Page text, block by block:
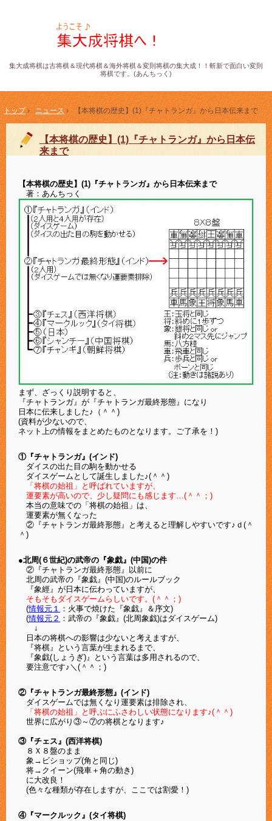
集大成将棋は古将棋＆現代将棋＆海外将棋＆変則将棋の集大成！！斬新で面白い変則
将棋です。(あんちっく)
トップ› ニュース› 【本将棋の歴史】(1)『チャトランガ』から日本伝来まで
【本将棋の歴史】(1)『チャトランガ』から日本伝
来まで
【本将棋の歴史】(1)『チャトランガ』から日本伝来まで
著：あんちっく
まず、ざっくり説明すると、
『チャトランガ』が 『チャトランガ最終形態』になり
日本に伝来しました♪（＾＾)
(資料が少ないので、
ネット上の情報をまとめたものとなります。
ご了承を！)
①『チャトランガ』(インド)
ダイスの出た目の駒を動かせる
ダイスゲームとして誕生しました♪(＾＾)
「将棋の始祖」と呼ばれていますが、
運要素が高いので、少し疑問にも感じます…(＾＾；)
本当の意味での「将棋の始祖」は、
運要素が無くなった
②『チャトランガ最終形態』と考えると理解しやすいです♪ ｄ(＾
＾)
●北周(６世紀)の武帝の『象戯』(中国)の件
②『チャトランガ最終形態』以前に
北周の武帝の『象戯』(中国)のルールブック
『象經』が日本に伝わっていますが、
そもそもダイスゲームらしいです。(＾＾；)
(情報元１
：火事で焼けた『象戯』＆序文)
(情報元２ ：武帝の『象戯』(北周象戯)はダイスゲーム)
↓
日本の将棋への影響は少ないと考えますが、
『将棋』という言葉が生まれるまで、
『象戯(しょうぎ)』という言葉は多用されるので、
要注意です♪＼(＾＾；)
②『チャトランガ最終形態』(インド)
ダイスゲームでは無くなり運要素は排除され、
「将棋の始祖」と呼ぶにふさわしい状態になります♪(＾＾)
世界に広がり③～⑦の将棋となります♪
③『チェス』(西洋将棋)
８Ｘ８盤のまま
象→ビショップ(角と同じ)
将→クイーン(飛車＋角の動き)
に大改良！
(色々な種類が存在しますが、ここでは割愛！)
④『マークルック』(タイ将棋)